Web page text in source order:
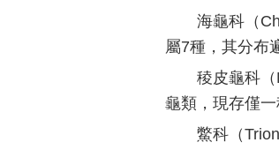
海龜科（
屬7種，其分布
稜皮龜科
龜類，現存僅一
鱉科（